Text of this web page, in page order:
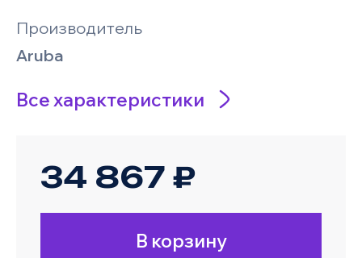
Производитель
Aruba
Все характеристики
34 867 ₽
В корзину